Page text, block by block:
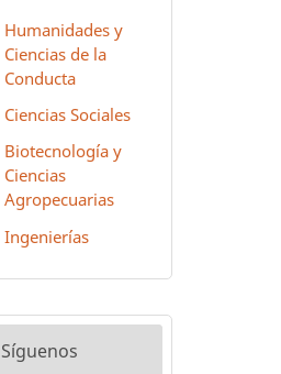
Humanidades y
Ciencias de la
Conducta
Ciencias Sociales
Biotecnología y
Ciencias
Agropecuarias
Ingenierías
Síguenos